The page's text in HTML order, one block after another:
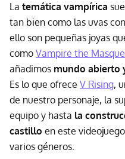
La temática vampírica
tan bien como las uvas
ello son pequeñas joyas
como Vampire the
añadimos mundo abierto
Es lo que ofrece V Rising,
de nuestro personaje, la
equipo y hasta la
castillo en este
varios géneros.